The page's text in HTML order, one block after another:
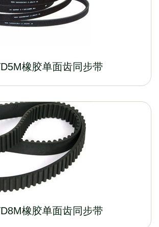
橡胶单面齿同步带
橡胶单面齿同步带